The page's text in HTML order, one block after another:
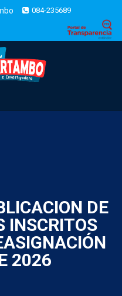
084-235689
DE
INSCRITOS
2026